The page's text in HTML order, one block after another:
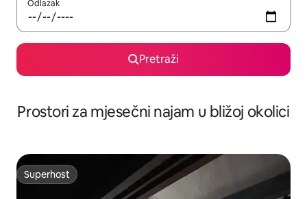
Odlazak
Pretraži
Prostori za mjesečni najam u bližoj okolici
Superhost
Superhost